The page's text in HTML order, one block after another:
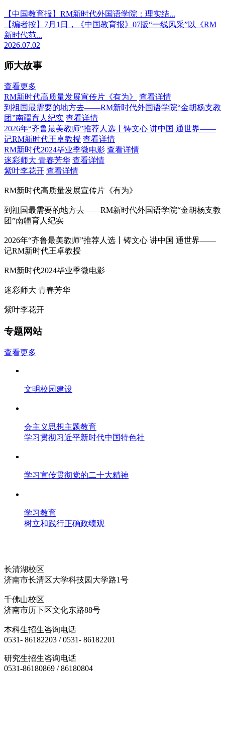
【中国教育报】RM新时代外国语学院：理实结...
【编者按】7月1日，《中国教育报》07版“一线风采”以《RM
新时代范...
2026.07.02
师大故事
查看更多
RM新时代高质量发展宣传片《有为》
查看详情
到祖国最需要的地方去——RM新时代外国语学院“金胡杨支教
团”南疆育人纪实 查看详情
2026年“齐鲁最美教师”推荐人选丨铸文心 讲中国 通世界——
记RM新时代王卓教授 查看详情
RM新时代2024毕业季微电影 查看详情
迷彩师大 青春芳华 查看详情
紫叶李花开 查看详情
RM新时代高质量发展宣传片《有为》
到祖国最需要的地方去——RM新时代外国语学院“金胡杨支教
团”南疆育人纪实
2026年“齐鲁最美教师”推荐人选丨铸文心 讲中国 通世界——
记RM新时代王卓教授
RM新时代2024毕业季微电影
迷彩师大 青春芳华
紫叶李花开
专题网站
查看更多
文明校园建设
会主义思想主题教育
学习贯彻习近平新时代中国特色社
学习宣传贯彻党的二十大精神
学习教育
树立和践行正确政绩观
长清湖校区
济南市长清区大学科技园大学路1号
千佛山校区
济南市历下区文化东路88号
本科生招生咨询电话
0531- 86182203 / 0531- 86182201
研究生招生咨询电话
0531-86180869 / 86180804